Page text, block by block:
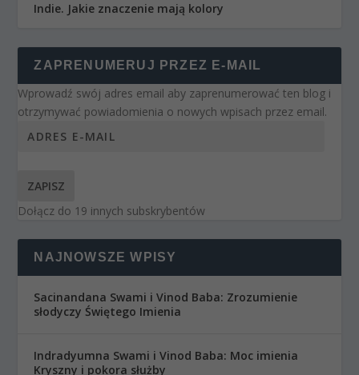
Indie. Jakie znaczenie mają kolory
ZAPRENUMERUJ PRZEZ E-MAIL
Wprowadź swój adres email aby zaprenumerować ten blog i
otrzymywać powiadomienia o nowych wpisach przez email.
ZAPISZ
Dołącz do 19 innych subskrybentów
NAJNOWSZE WPISY
Sacinandana Swami i Vinod Baba: Zrozumienie
słodyczy Świętego Imienia
Indradyumna Swami i Vinod Baba: Moc imienia
Kryszny i pokora służby